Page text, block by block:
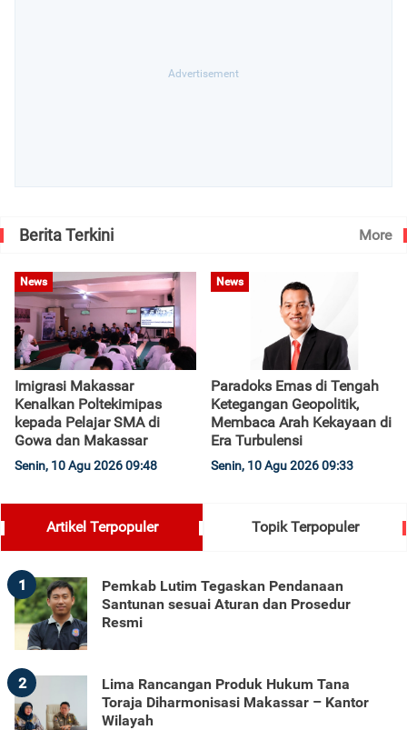
Berita Terkini More
News
Imigrasi Makassar
Kenalkan Poltekimipas
kepada Pelajar SMA di
Gowa dan Makassar
Senin, 10 Agu 2026 09:48
News
Paradoks Emas di Tengah
Ketegangan Geopolitik,
Membaca Arah Kekayaan di
Era Turbulensi
Senin, 10 Agu 2026 09:33
Artikel Terpopuler Topik Terpopuler
1
Pemkab Lutim Tegaskan Pendanaan
Santunan sesuai Aturan dan Prosedur
Resmi
2
Lima Rancangan Produk Hukum Tana
Toraja Diharmonisasi Makassar – Kantor
Wilayah